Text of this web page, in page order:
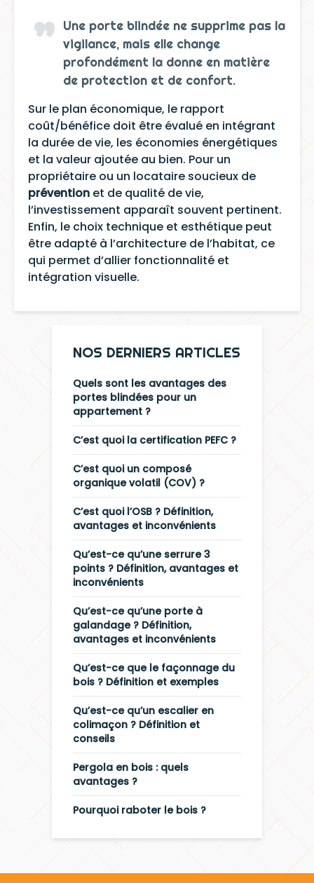
Une porte blindée ne supprime pas la
vigilance, mais elle change
profondément la donne en matière
de protection et de confort.
Sur le plan économique, le rapport
coût/bénéfice doit être évalué en intégrant
la durée de vie, les économies énergétiques
et la valeur ajoutée au bien. Pour un
propriétaire ou un locataire soucieux de
prévention et de qualité de vie,
l’investissement apparaît souvent pertinent.
Enfin, le choix technique et esthétique peut
être adapté à l’architecture de l’habitat, ce
qui permet d’allier fonctionnalité et
intégration visuelle.
NOS DERNIERS ARTICLES
Quels sont les avantages des
portes blindées pour un
appartement ?
C’est quoi la certification PEFC ?
C’est quoi un composé
organique volatil (COV) ?
C’est quoi l’OSB ? Définition,
avantages et inconvénients
Qu’est-ce qu’une serrure 3
points ? Définition, avantages et
inconvénients
Qu’est-ce qu’une porte à
galandage ? Définition,
avantages et inconvénients
Qu’est-ce que le façonnage du
bois ? Définition et exemples
Qu’est-ce qu’un escalier en
colimaçon ? Définition et
conseils
Pergola en bois : quels
avantages ?
Pourquoi raboter le bois ?